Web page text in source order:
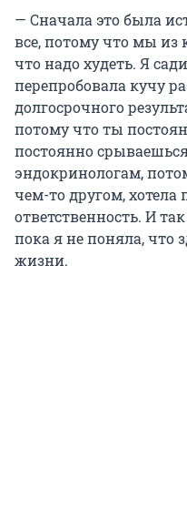
— Сначала это была
все, потому что мы
что надо худеть. Я
перепробовала кучу
долгосрочного
потому что ты
постоянно
эндокринологам,
чем-то другом, хотела
ответственность. И
пока я не поняла, что
жизни.